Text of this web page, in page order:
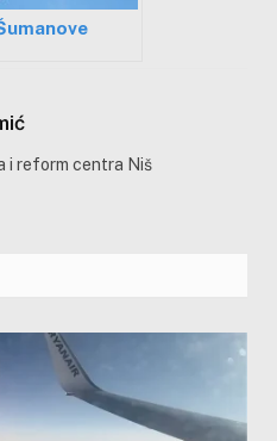
i reform centra Niš